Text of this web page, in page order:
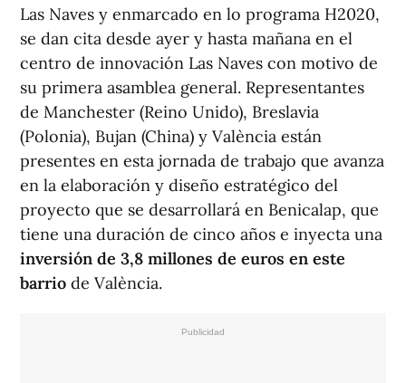
Las Naves y enmarcado en lo programa H2020,
se dan cita desde ayer y hasta mañana en el
centro de innovación Las Naves con motivo de
su primera asamblea general. Representantes
de Manchester (Reino Unido), Breslavia
(Polonia), Bujan (China) y València están
presentes en esta jornada de trabajo que avanza
en la elaboración y diseño estratégico del
proyecto que se desarrollará en Benicalap, que
tiene una duración de cinco años e inyecta una
inversión de 3,8 millones de euros en este
barrio de València.